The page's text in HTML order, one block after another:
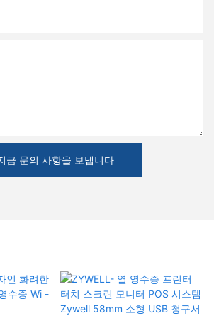
금 문의 사항을 보냅니다